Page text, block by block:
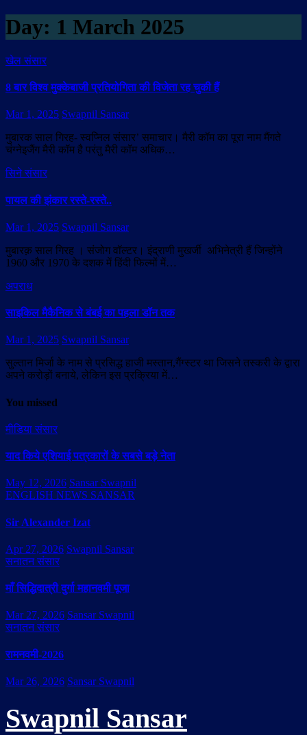
Day: 1 March 2025
खेल संसार
8 बार ‍विश्व मुक्केबाजी प्रतियोगिता की विजेता रह चुकी हैं
Mar 1, 2025 Swapnil Sansar
मुबारक साल गिरह- स्वप्निल संसार’ समाचार। मैरी कॉम का पूरा नाम मैंगते
चंग्नेइजैंग मैरी कॉम है परंतु मैरी कॉम अधिक…
सिने संसार
पायल की झंकार रस्ते-रस्ते..
Mar 1, 2025 Swapnil Sansar
मुबारक़ साल गिरह । संजोग वॉल्टर। इंद्राणी मुखर्जी अभिनेत्री हैं जिन्होंने
1960 और 1970 के दशक में हिंदी फिल्मों में…
अपराध
साइकिल मैकैनिक से बंबई का पहला डॉन तक
Mar 1, 2025 Swapnil Sansar
सुल्तान मिर्जा के नाम से प्रसिद्ध हाजी मस्तान,गैंग्स्टर था जिसने तस्करी के द्वारा
अपने करोड़ों बनाये, लेकिन इस प्रक्रिया में…
You missed
मीडिया संसार
याद किये एशियाई पत्रकारों के सबसे बड़े नेता
May 12, 2026 Sansar Swapnil
ENGLISH NEWS SANSAR
Sir Alexander Izat
Apr 27, 2026 Swapnil Sansar
सनातन संसार
माँ सिद्धिदात्री दुर्गा महानवमी पूजा
Mar 27, 2026 Sansar Swapnil
सनातन संसार
रामनवमी-2026
Mar 26, 2026 Sansar Swapnil
Swapnil Sansar